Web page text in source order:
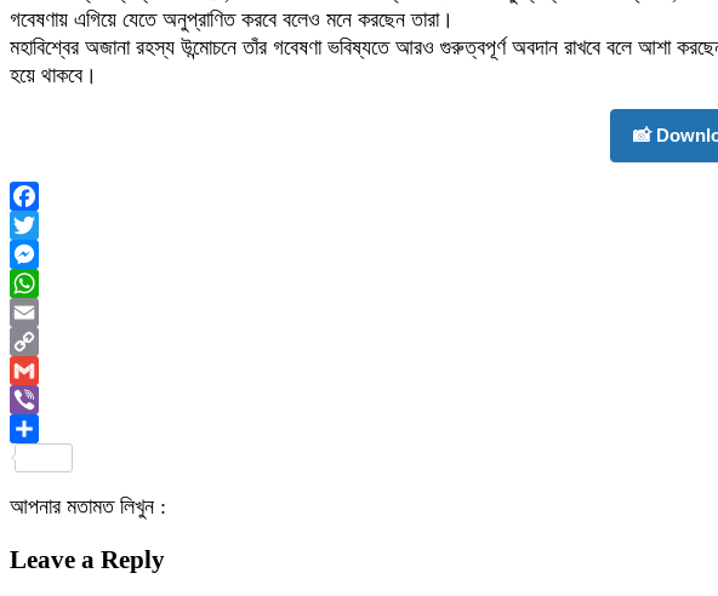
গবেষণায় এগিয়ে যেতে অনুপ্রাণিত করবে বলেও মনে করছেন তারা।
মহাবিশ্বের অজানা রহস্য উন্মোচনে তাঁর গবেষণা ভবিষ্যতে আরও গুরুত্বপূর্ণ অবদান রাখবে বলে আশা করছেন
হয়ে থাকবে।
📸
Facebook
Twitter
Messenger
WhatsApp
Email
Copy
Link
Gmail
Viber
আপনার মতামত লিখুন :
Leave a Reply